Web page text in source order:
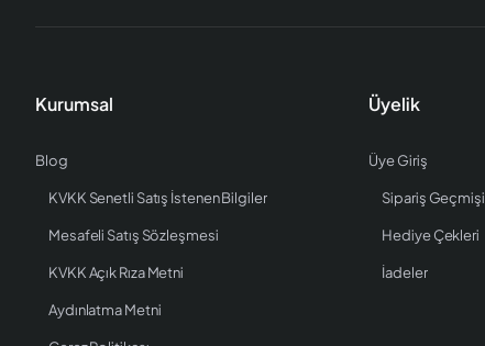
Kurumsal
Blog
KVKK Senetli Satış İstenen Bilgiler
Mesafeli Satış Sözleşmesi
KVKK Açık Rıza Metni
Aydınlatma Metni
Üyelik
Üye Giriş
Sipariş Geçmişi
Hediye Çekleri
İadeler